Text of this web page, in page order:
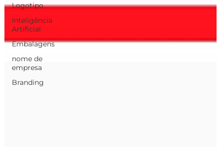
Logotipo
Inteligência
Artificial
Embalagens
nome de
empresa
Branding